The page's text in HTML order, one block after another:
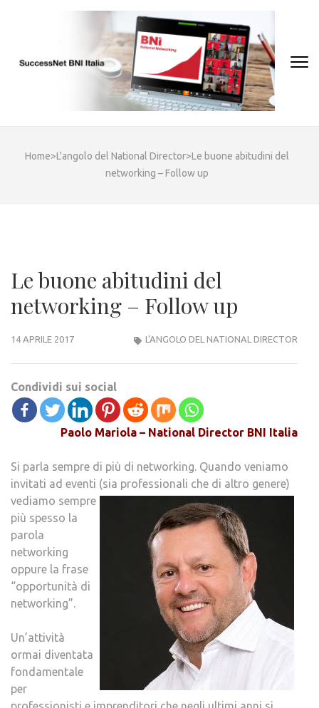
(Press
Home>L'angolo del National Director>Le buone abitudini del
networking – Follow up
Le buone abitudini del
networking – Follow up
14 APRILE 2017 L'ANGOLO DEL NATIONAL DIRECTOR
Condividi sui social
Paolo Mariola – National Director BNI Italia
Si parla sempre di più di networking. Quando veniamo
invitati ad eventi (sia professionali che di altro genere)
vediamo sempre
più spesso la
parola
networking
oppure la frase
“opportunità di
networking”.
Un’attività
ormai diventata
fondamentale
per